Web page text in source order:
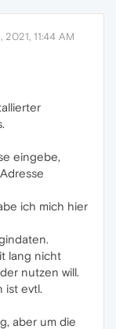
2021, 11:44 AM
eingebe,
ich mich hier
lang nicht
nutzen will.
ist evtl.
aber um die